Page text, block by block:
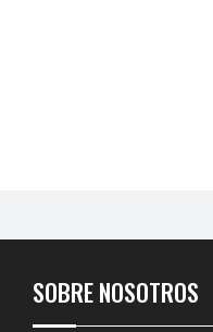
SOBRE NOSOTROS